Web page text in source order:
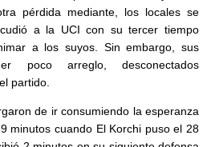
pérdida mediante, los locales se
a la UCI con su tercer tiempo
a los suyos. Sin embargo, sus
poco arreglo, desconectados
partido.
de ir consumiendo la esperanza
minutos cuando El Korchi puso el 28